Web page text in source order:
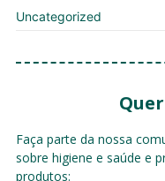
Uncategorized
Faça parte da nossa
sobre higiene e saúde e
produtos: